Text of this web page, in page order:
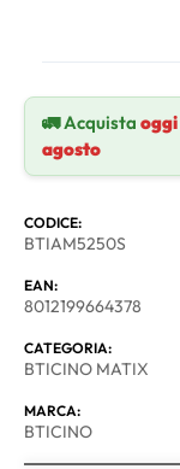
🚛 Acquista oggi
agosto
CODICE:
BTIAM5250S
EAN:
8012199664378
CATEGORIA:
BTICINO MATIX
MARCA:
BTICINO